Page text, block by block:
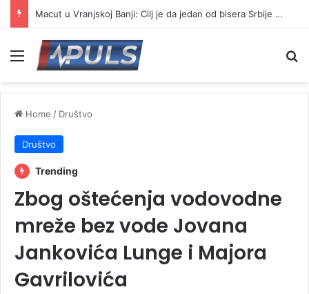
Macut u Vranjskoj Banji: Cilj je da jedan od bisera Srbije postane još jači centar banjskog turizma
Menu
Home / Društvo
Društvo
Trending
Zbog oštećenja vodovodne
mreže bez vode Jovana
Jankovića Lunge i Majora
Gavrilovića